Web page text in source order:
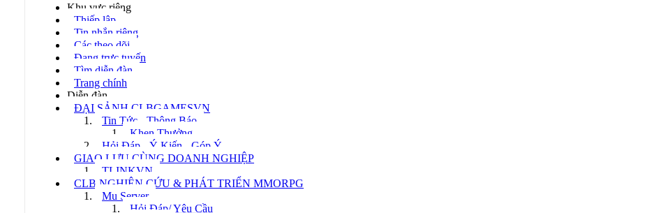
Khu vực riêng
Thiếp lập
Tin nhắn riêng
Các theo dõi
Đang trực tuyến
Tìm diễn đàn
Trang chính
Diễn đàn
ĐẠI SẢNH CLBGAMESVN
Tin Tức - Thông Báo
Khen Thưởng
Hỏi Đáp - Ý Kiến - Góp Ý
GIAO LƯU CÙNG DOANH NGHIỆP
TLINKVN
CLB NGHIÊN CỨU & PHÁT TRIỂN MMORPG
Mu Server
Hỏi Đáp/ Yêu Cầu